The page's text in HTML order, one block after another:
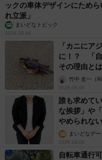
ックの車体デザインにため
れ立派」
まいどなトピック
2026.08.06
「カニにア
に！？ 「
その理由と
竹中 友一（
2026.08.06
誰も求めて
な挨拶」や
やめられな
まいどなデー
2026.08.06
自転車通行